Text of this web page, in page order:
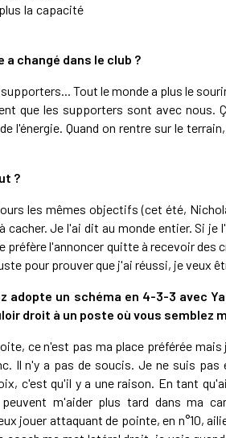
la capacité
changé dans le club ?
Tout le monde a plus le
que les supporters sont avec nous.
l'énergie. Quand on rentre sur le
?
les mêmes objectifs (cet été,
Je l'ai dit au monde entier. Si je
préfère l'annoncer quitte à recevoir des
pour prouver que j'ai réussi, je veux
adopte un schéma en 4-3-3 avec
droit à un poste où vous semblez
ce n'est pas ma place préférée
Il n'y a pas de soucis. Je ne suis pas
c'est qu'il y a une raison. En tant
m'aider plus tard dans ma
jouer attaquant de pointe, en n°10,